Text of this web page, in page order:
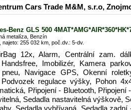
Cars Trade M&M, s.r.o,
Benz GLS 500
metalíza, Benzín
najeto: 255 032 km, poč.dv.: 5-dv.
12x, Alarm, Centrální zam.
Imobilizér, Kamera
Navigace GPS, Okenní
regulace výšky, Pohon
Připojení - Bluetooth,
Sedadla nastavitelná výškově,
Sedadla vyhřívaná, Sedadla